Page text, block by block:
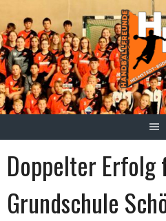
zum
Inhalt
Doppelter Erfolg
Grundschule